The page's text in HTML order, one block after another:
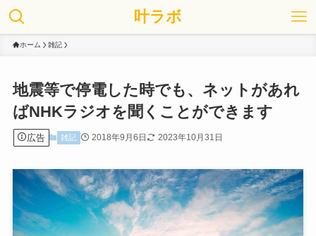
叶ラボ
ホーム 雑記
地震等で停電した時でも、ネットがあれ
ばNHKラジオを聞くことができます
広告 雑記 2018年9月6日 2023年10月31日